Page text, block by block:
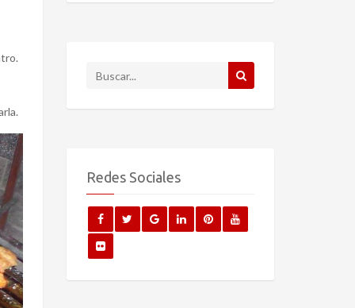
Redes Sociales